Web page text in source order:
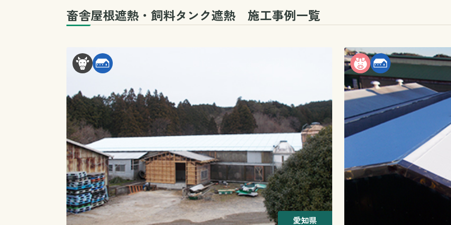
畜舎屋根遮熱・飼料タンク遮熱 施工事例一覧
愛知県